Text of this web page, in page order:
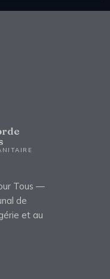
Tous —
de
et au